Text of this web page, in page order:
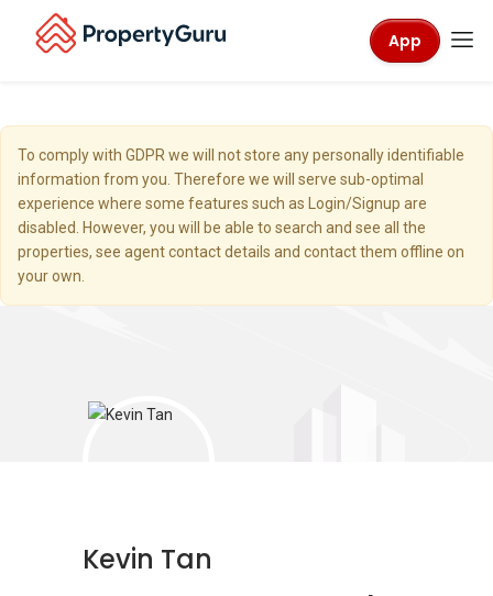
App
To comply with GDPR we will not store any personally identifiable
information from you. Therefore we will serve sub-optimal
experience where some features such as Login/Signup are
disabled. However, you will be able to search and see all the
properties, see agent contact details and contact them offline on
your own.
Kevin Tan